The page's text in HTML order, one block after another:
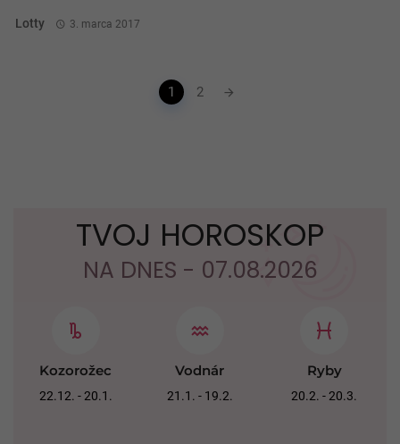
Lotty 3. marca 2017
1 2
TVOJ HOROSKOP
NA DNES - 07.08.2026
Kozorožec
22.12. - 20.1.
Vodnár
21.1. - 19.2.
Ryby
20.2. - 20.3.